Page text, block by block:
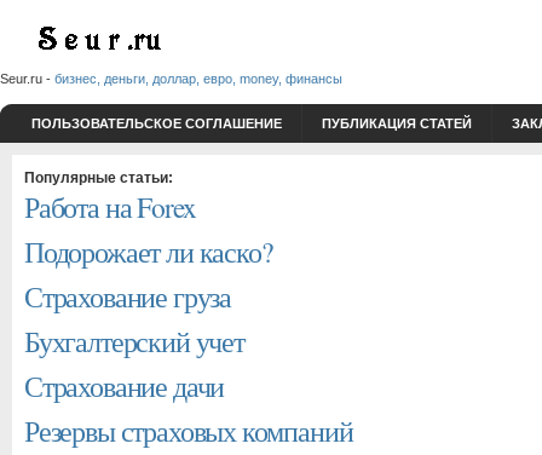
Seur.ru - бизнес, деньги, доллар, евро, money, финансы
ПОЛЬЗОВАТЕЛЬСКОЕ СОГЛАШЕНИЕ ПУБЛИКАЦИЯ СТАТЕЙ
Популярные статьи:
Работа на Forex
Подорожает ли каско?
Страхование груза
Бухгалтерский учет
Страхование дачи
Резервы страховых компаний